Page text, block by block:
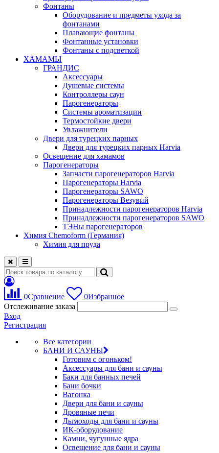
Фонтаны
Оборудование и предметы ухода за
фонтанами
Плавающие фонтаны
Фонтанные установки
Фонтаны с подсветкой
ХАМАМЫ
ГРАНДИС
Аксессуары
Душевые системы
Контроллеры саун
Парогенераторы
Системы ароматизации
Термостойкие двери
Увлажнители
Двери для турецких парных
Двери для турецких парных Harvia
Освещение для хамамов
Парогенераторы
Запчасти парогенераторов Harvia
Парогенераторы Harvia
Парогенераторы SAWO
Парогенераторы Везувий
Принадлежности парогенераторов Harvia
Принадлежности парогенераторов SAWO
ТЭНы парогенераторов
Химия Chemoform (Германия)
Химия для пруда
0Сравнение 0Избранное
Отслеживание заказа
Вход
Регистрация
Все категории
БАНИ И САУНЫ
Готовим с огоньком!
Аксессуары для бани и сауны
Баки для банных печей
Бани бочки
Вагонка
Двери для бани и сауны
Дровяные печи
Дымоходы для бани и сауны
ИК-оборудование
Камни, чугунные ядра
Освещение для бани и сауны